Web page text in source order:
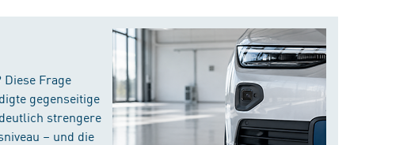
Frage
gegenseitige
strengere
– und die